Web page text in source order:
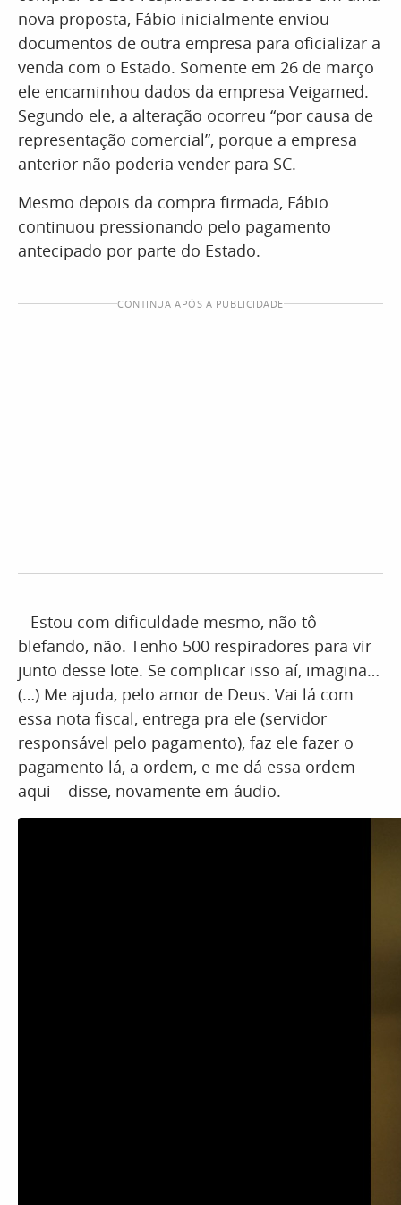
nova proposta, Fábio inicialmente enviou
documentos de outra empresa para oficializar a
venda com o Estado. Somente em 26 de março
ele encaminhou dados da empresa Veigamed.
Segundo ele, a alteração ocorreu “por causa de
representação comercial”, porque a empresa
anterior não poderia vender para SC.
Mesmo depois da compra firmada, Fábio
continuou pressionando pelo pagamento
antecipado por parte do Estado.
CONTINUA APÓS A PUBLICIDADE
– Estou com dificuldade mesmo, não tô
blefando, não. Tenho 500 respiradores para vir
junto desse lote. Se complicar isso aí, imagina…
(…) Me ajuda, pelo amor de Deus. Vai lá com
essa nota fiscal, entrega pra ele (servidor
responsável pelo pagamento), faz ele fazer o
pagamento lá, a ordem, e me dá essa ordem
aqui – disse, novamente em áudio.